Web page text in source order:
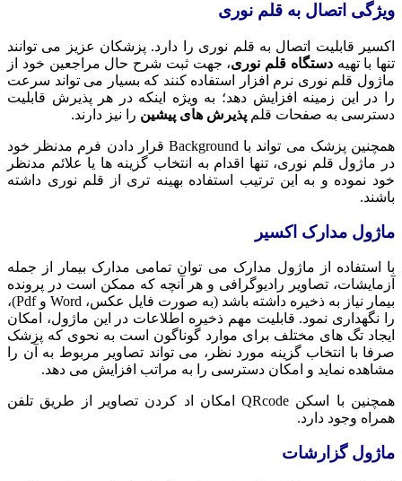
ویژگی اتصال به قلم نوری
اکسیر قابلیت اتصال به قلم نوری را دارد. پزشکان عزیز می توانند
تنها با تهیهدستگاه قلم نوری، جهت ثبت شرح حال مراجعین خود از
ماژول قلم نوری نرم افزار استفاده کنند که بسیار می تواند سرعت
را در این زمینه افزایش دهد؛ به ویژه اینکه در هر پذیرش قابلیت
دسترسی به صفحات قلم پذیرش های پیشین را نیز دارند.
همچنین پزشک می تواند با Background قرار دادن فرم مدنظر خود
در ماژول قلم نوری، تنها اقدام به انتخاب گزینه ها یا علائم مدنظر
خود نموده و به این ترتیب استفاده بهینه تری از قلم نوری داشته
باشند.
ماژول مدارک اکسیر
با استفاده از ماژول مدارک می توان تمامی مدارک بیمار از جمله
آزمایشات، تصاویر رادیوگرافی و هر آنچه که ممکن است در پرونده
بیمار نیاز به ذخیره داشته باشد (به صورت فایل عکس، Word و Pdf)،
را نگهداری نمود. قابلیت مهم ذخیره اطلاعات در این ماژول، امکان
ایجاد تگ های مختلف برای موارد گوناگون است به نحوی که پزشک
صرفا با انتخاب گزینه مورد نظر، می تواند تصاویر مربوط به آن را
مشاهده نماید و امکان دسترسی را به مراتب افزایش می دهد.
همچنین با اسکن QRcode امکان اد کردن تصاویر از طریق تلفن
همراه وجود دارد.
ماژول گزارشات